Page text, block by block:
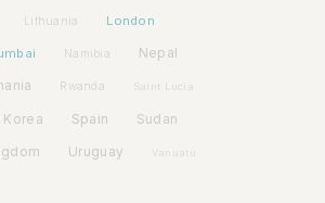
Lithuania London
Namibia Nepal
Rwanda Saint Lucia
Korea Spain Sudan
Uruguay Vanuatu